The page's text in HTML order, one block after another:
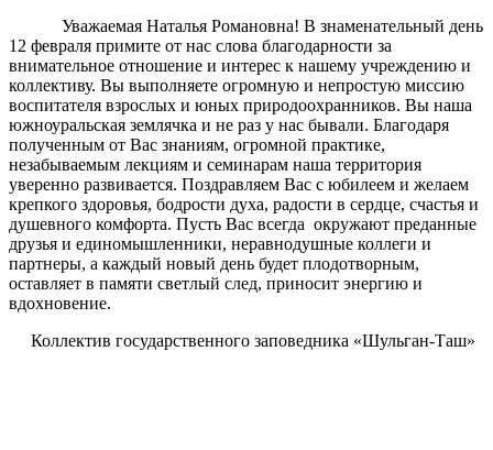
Уважаемая Наталья Романовна! В знаменательный день
12 февраля примите от нас слова благодарности за
внимательное отношение и интерес к нашему учреждению и
коллективу. Вы выполняете огромную и непростую миссию
воспитателя взрослых и юных природоохранников. Вы наша
южноуральская землячка и не раз у нас бывали. Благодаря
полученным от Вас знаниям, огромной практике,
незабываемым лекциям и семинарам наша территория
уверенно развивается. Поздравляем Вас с юбилеем и желаем
крепкого здоровья, бодрости духа, радости в сердце, счастья и
душевного комфорта. Пусть Вас всегда окружают преданные
друзья и единомышленники, неравнодушные коллеги и
партнеры, а каждый новый день будет плодотворным,
оставляет в памяти светлый след, приносит энергию и
вдохновение.
Коллектив государственного заповедника «Шульган-Таш»